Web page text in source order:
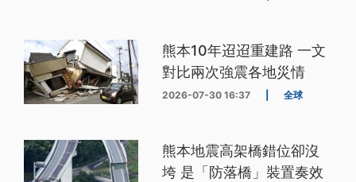
熊本10年迢迢重建路 一文
對比兩次強震各地災情
2026-07-30 16:37 全球
熊本地震高架橋錯位卻沒
垮 是「防落橋」裝置奏效